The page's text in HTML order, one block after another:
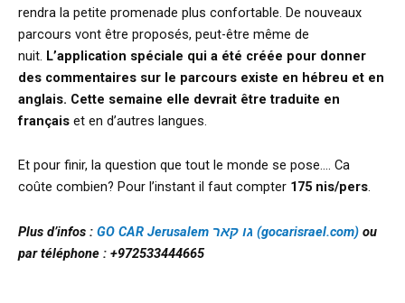
rendra la petite promenade plus confortable. De nouveaux
parcours vont être proposés, peut-être même de
nuit. L’application spéciale qui a été créée pour donner
des commentaires sur le parcours existe en hébreu et en
anglais. Cette semaine elle devrait être traduite en
français et en d’autres langues.
Et pour finir, la question que tout le monde se pose…. Ca
coûte combien? Pour l’instant il faut compter 175 nis/pers.
Plus d’infos : GO CAR Jerusalem גו קאר (gocarisrael.com) ou
par téléphone : +972533444665